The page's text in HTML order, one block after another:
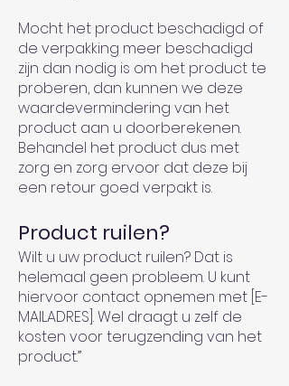
Mocht het product beschadigd of
de verpakking meer beschadigd
zijn dan nodig is om het product te
proberen, dan kunnen we deze
waardevermindering van het
product aan u doorberekenen.
Behandel het product dus met
zorg en zorg ervoor dat deze bij
een retour goed verpakt is.
Product ruilen?
Wilt u uw product ruilen? Dat is
helemaal geen probleem. U kunt
hiervoor contact opnemen met [E-
MAILADRES]. Wel draagt u zelf de
kosten voor terugzending van het
product.”